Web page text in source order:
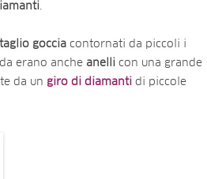
.
taglio goccia contornati da piccoli i
erano anche anelli con una grande
da un giro di diamanti di piccole